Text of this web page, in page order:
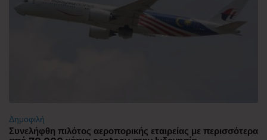
Δημοφιλή
Συνελήφθη πιλότος αεροπορικής εταιρείας με περισσότερα